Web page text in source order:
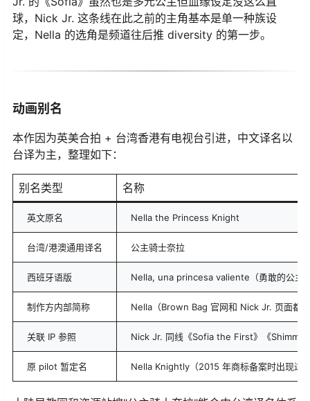
球，Nick Jr. 这条线在此之前的主角基本是单一种族设
定，Nella 的选角是频道往后推 diversity 的第一步。
动画别名
本作因为英美合拍 + 台湾香港有电视台引进，中文译名以
台译为主，整理如下：
别名类型 名称
英文原名 Nella the Princess Knight
台湾/港澳通用译名 公主骑士奈拉
西班牙语版 Nella, una princesa valiente（勇敢的公主
制作方内部简称 Nella（Brown Bag 官网和 Nick Jr. 页面都
关联 IP 参照 Nick Jr. 同线《Sofia the First》《
原 pilot 暂定名 Nella Knightly（2015 年商标备案时出现过